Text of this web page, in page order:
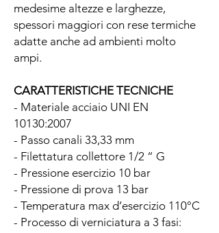
medesime altezze e larghezze,
spessori maggiori con rese termiche
adatte anche ad ambienti molto
ampi.
CARATTERISTICHE TECNICHE
- Materiale acciaio UNI EN
10130:2007
- Passo canali 33,33 mm
- Filettatura collettore 1/2 “ G
- Pressione esercizio 10 bar
- Pressione di prova 13 bar
- Temperatura max d’esercizio 110°C
- Processo di verniciatura a 3 fasi: